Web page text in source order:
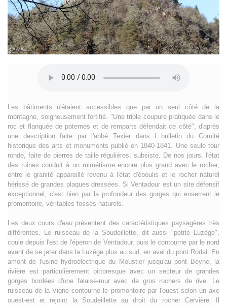
Les bâtiments n'étaient accessibles que par un seul côté de la
montagne, soigneusement fortifié. "Une triple coupure pratiquée dans le
roc et flanquée de poternes et de remparts défendait ce côté", d'après
une description faite par l'abbé Texier dans l bulletin du Comité
historique des arts et monuments publié en 1840-1841. Une seule tour
ronde, faite de pierres de taille régulières, subsiste. De nos jours, l'état
des ruines conduit à un mimétisme encore plus grand avec le rocher,
entre le granité appareillé revenu à l'état d'éboulis et le rocher naturel
hérissé de grandes plaques dressées. Si Ventadour est un site défensif
exceptionnel, c'est bien par la profondeur des gorges qui enserrent le
promontoire, véritables fossés naturels.
Les deux cours d'eau présentent des caractéristiques paysagères très
différentes. Le ruisseau de la Soudeillette, dit aussi "petite Luzège",
coule depuis l'est de l'éperon de Ventadour, puis le contourne par le nord
avant de se jeter dans la Luzège plus au sud, en aval du pont Rodai. En
amont de l'usine hydroélectrique du Moustier jusqu'au pont Beyne, la
rivière est particulièrement pittoresque avec un secteur de grandes
gorges bordées d'une falaise-mur avec de gros rochers de rive. Le
ruisseau de la Vigne contourne le promontoire par l'ouest selon un axe
ouest-est et rejoint la Soudeillette au droit du rocher Cervière. Il